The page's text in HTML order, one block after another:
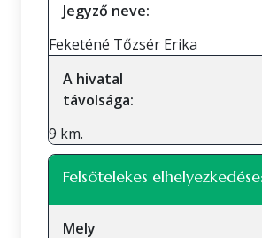
Jegyző neve:
Feketéné Tőzsér Erika
A hivatal
távolsága:
9 km.
Felsőtelekes elhelyezkedése:
Mely